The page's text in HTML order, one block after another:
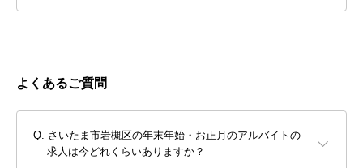
よくあるご質問
さいたま市岩槻区の年末年始・お正月のアルバイトの
求人は今どれくらいありますか？